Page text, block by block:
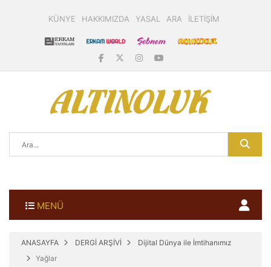
KÜNYE HAKKIMIZDA YASAL ARA İLETİŞİM
MENÜ
ANASAYFA DERGİ ARŞİVİ
Dijital Dünya ile İmtihanımız
Yağlar